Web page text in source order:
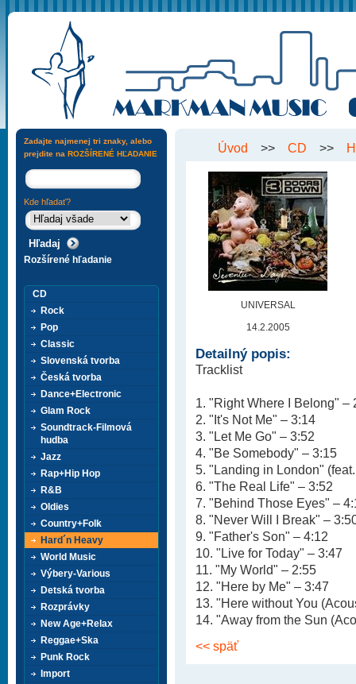
Úvod >> CD >>
UNIVERSAL
14.2.2005
Detailný popis:
Tracklist
1. "Right Where I Belong" –
2. "It's Not Me" – 3:14
3. "Let Me Go" – 3:52
4. "Be Somebody" – 3:15
5. "Landing in London"
6. "The Real Life" – 3:52
7. "Behind Those Eyes" –
8. "Never Will I Break" –
9. "Father's Son" – 4:12
10. "Live for Today" – 3:47
11. "My World" – 2:55
12. "Here by Me" – 3:47
13. "Here without You
14. "Away from the Sun
<< späť
Zadajte najmenej tri znaky, alebo
prejdite na ROZŠÍRENÉ HĽADANIE
Kde hľadať?
Rozšírené hľadanie
CD
Rock
Pop
Classic
Slovenská tvorba
Česká tvorba
Dance+Electronic
Glam Rock
Soundtrack-Filmová
hudba
Jazz
Rap+Hip Hop
R&B
Oldies
Country+Folk
Hard´n Heavy
World Music
Výbery-Various
Detská tvorba
Rozprávky
New Age+Relax
Reggae+Ska
Punk Rock
Import